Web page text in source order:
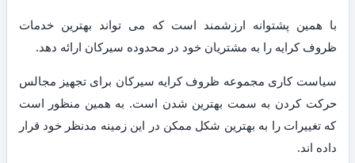
با همین پشتوانه ارزشمند است که می تواند بهترین خدمات
ظروف کرایه را به مشتریان خود در محدوده سیرکان ارائه دهد.
سیاست کاری مجموعه ظروف کرایه سیرکان برای تجهیز مجالس
حرکت کردن به سمت بهترین شدن است. به همین منظور است
که تغییرات را به بهترین شکل ممکن در این زمینه مدنظر خود قرار
داده اند.